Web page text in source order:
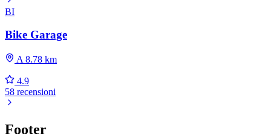
BI
Bike Garage
A 8.78 km
4.9
58 recensioni
Footer